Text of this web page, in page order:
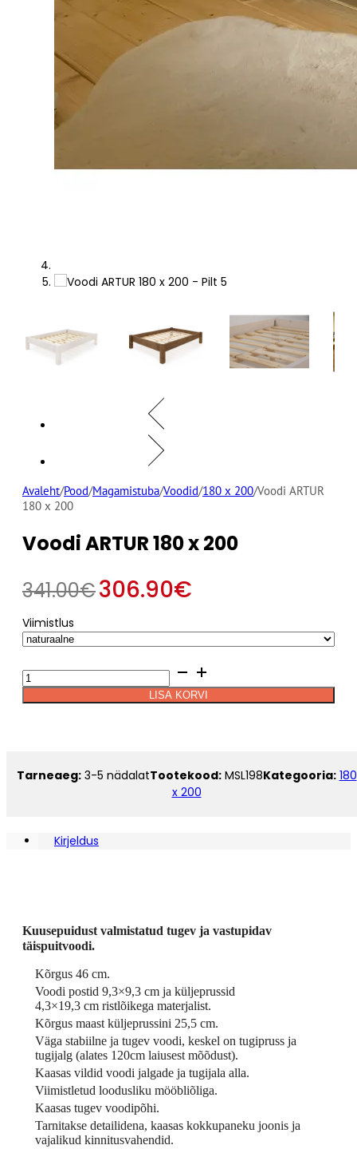
Avaleht/Pood/Magamistuba/Voodid/180 x 200/Voodi ARTUR
180 x 200
Voodi ARTUR 180 x 200
341.00€306.90€
Viimistlus
Voodi
ARTUR
180
LISA KORVI
Alternative:
Tarneaeg:3-5 nädalatTootekood: MSL198Kategooria: 180
x 200
Kirjeldus
Kuusepuidust valmistatud tugev ja vastupidav
täispuitvoodi.
Kõrgus 46 cm.
Voodi postid 9,3×9,3 cm ja küljeprussid
4,3×19,3 cm ristlõikega materjalist.
Kõrgus maast küljeprussini 25,5 cm.
Väga stabiilne ja tugev voodi, keskel on tugipruss ja
tugijalg (alates 120cm laiusest mõõdust).
Kaasas vildid voodi jalgade ja tugijala alla.
Viimistletud loodusliku mööbliõliga.
Kaasas tugev voodipõhi.
Tarnitakse detailidena, kaasas kokkupaneku joonis ja
vajalikud kinnitusvahendid.